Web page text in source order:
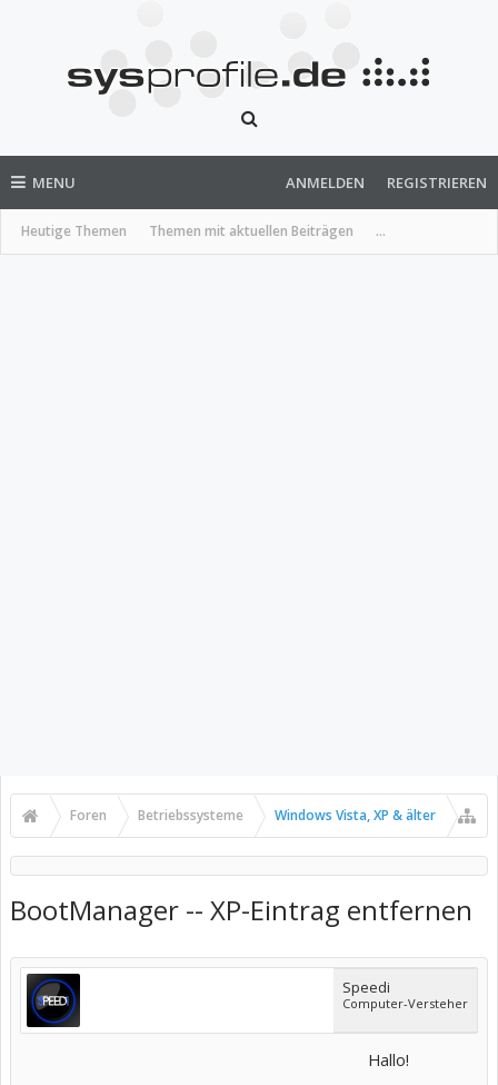
MENU
Heutige Themen Themen mit aktuellen Beiträgen ...
ANMELDEN REGISTRIEREN
Foren Betriebssysteme Windows Vista, XP & älter
BootManager -- XP-Eintrag entfernen
Speedi
Computer-Versteher
Hallo!